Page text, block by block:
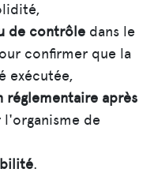
de contrôle dans le
confirmer que la
exécutée,
après
l'organisme de
.